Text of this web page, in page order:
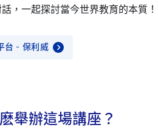
，一起探討當今世界教育的本質！
台 - 保利威
舉辦這場講座？